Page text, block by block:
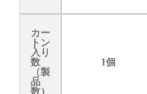
カー
トン
入り
数
（製
品
数）
1個